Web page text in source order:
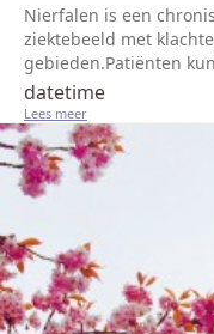
Nierfalen is een
ziektebeeld met
gebieden.Patiënten
vocht vasthouden en
depressieve gevoelens
datetime
Lees meer